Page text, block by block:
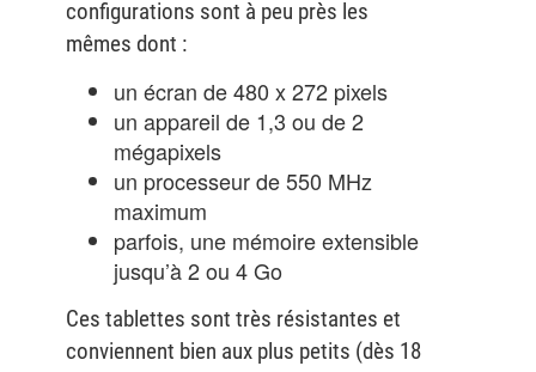
configurations sont à peu près les
mêmes dont :
un écran de 480 x 272 pixels
un appareil de 1,3 ou de 2
mégapixels
un processeur de 550 MHz
maximum
parfois, une mémoire extensible
jusqu’à 2 ou 4 Go
Ces tablettes sont très résistantes et
conviennent bien aux plus petits (dès 18